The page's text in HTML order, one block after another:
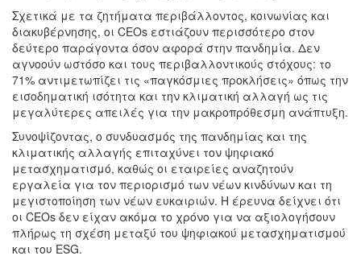
Σχετικά με τα ζητήματα περιβάλλοντος, κοινωνίας και
διακυβέρνησης, οι CEOs εστιάζουν περισσότερο στον
δεύτερο παράγοντα όσον αφορά στην πανδημία. Δεν
αγνοούν ωστόσο και τους περιβαλλοντικούς στόχους: το
71% αντιμετωπίζει τις «παγκόσμιες προκλήσεις» όπως την
εισοδηματική ισότητα και την κλιματική αλλαγή ως τις
μεγαλύτερες απειλές για την μακροπρόθεσμη ανάπτυξη.
Συνοψίζοντας, ο συνδυασμός της πανδημίας και της
κλιματικής αλλαγής επιταχύνει τον ψηφιακό
μετασχηματισμό, καθώς οι εταιρείες αναζητούν
εργαλεία για τον περιορισμό των νέων κινδύνων και τη
μεγιστοποίηση των νέων ευκαιριών. Η έρευνα δείχνει ότι
οι CEOs δεν είχαν ακόμα το χρόνο για να αξιολογήσουν
πλήρως τη σχέση μεταξύ του ψηφιακού μετασχηματισμού
και του ESG.